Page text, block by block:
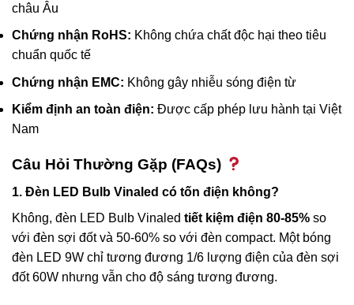
châu Âu
Chứng nhận RoHS: Không chứa chất độc hại theo tiêu
chuẩn quốc tế
Chứng nhận EMC: Không gây nhiễu sóng điện từ
Kiểm định an toàn điện: Được cấp phép lưu hành tại Việt
Nam
Câu Hỏi Thường Gặp (FAQs)
1. Đèn LED Bulb Vinaled có tốn điện không?
Không, đèn LED Bulb Vinaled tiết kiệm điện 80-85% so
với đèn sợi đốt và 50-60% so với đèn compact. Một bóng
đèn LED 9W chỉ tương đương 1/6 lượng điện của đèn sợi
đốt 60W nhưng vẫn cho độ sáng tương đương.